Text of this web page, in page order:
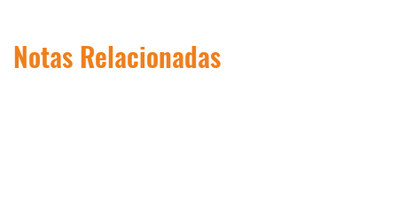
Notas Relacionadas